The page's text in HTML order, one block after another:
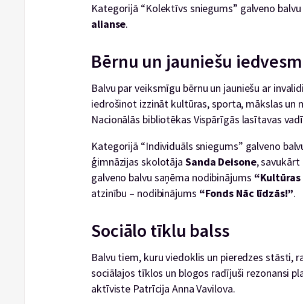
Kategorijā “Kolektīvs sniegums” galveno
alianse.
Bērnu un jauniešu
Balvu par veiksmīgu bērnu un jauniešu ar
iedrošinot izzināt kultūras, sporta, mākslas un
Nacionālās bibliotēkas Vispārīgās lasītavas
Kategorijā “Individuāls sniegums” galveno
ģimnāzijas skolotāja Sanda Deisone,
galveno balvu saņēma nodibinājums
atzinību – nodibinājums “Fonds Nāc līdzās!”.
Sociālo tīklu balss
Balvu tiem, kuru viedoklis un pieredzes stāsti,
sociālajos tīklos un blogos radījuši rezonansi
aktīviste Patrīcija Anna Vavilova.